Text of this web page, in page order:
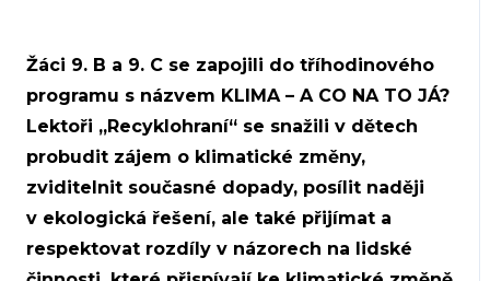
Žáci 9. B a 9. C se zapojili do tříhodinového
programu s názvem KLIMA – A CO NA TO JÁ?
Lektoři „Recyklohraní“ se snažili v dětech
probudit zájem o klimatické změny,
zviditelnit současné dopady, posílit naději
v ekologická řešení, ale také přijímat a
respektovat rozdíly v názorech na lidské